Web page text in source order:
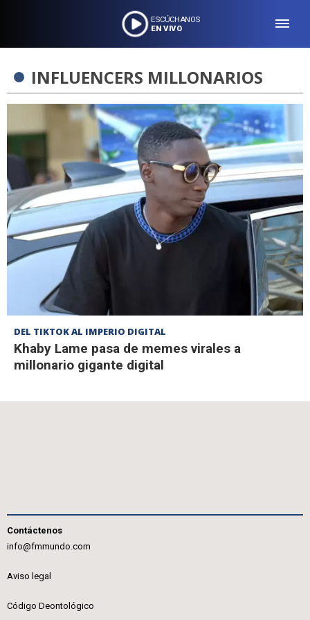
ESCÚCHANOS
EN VIVO
INFLUENCERS MILLONARIOS
DEL TIKTOK AL IMPERIO DIGITAL
Khaby Lame pasa de memes virales a
millonario gigante digital
Contáctenos
info@fmmundo.com
Aviso legal
Código Deontológico